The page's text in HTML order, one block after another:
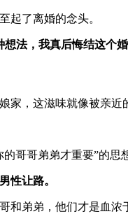
起了离婚的念头。
法，我真后悔结这个
，这滋味就像被亲近
哥哥弟弟才重要”的思
性让路。
弟弟，他们才是血浓